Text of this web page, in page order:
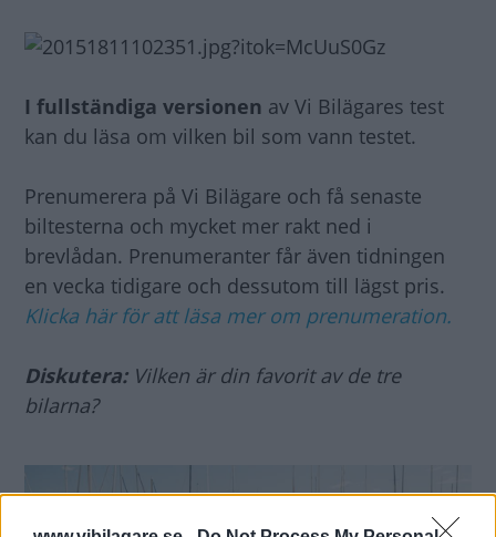
I fullständiga versionen av Vi Bilägares test
kan du läsa om vilken bil som vann testet.
Prenumerera på Vi Bilägare och få senaste
biltesterna och mycket mer rakt ned i
brevlådan. Prenumeranter får även tidningen
en vecka tidigare och dessutom till lägst pris.
Klicka här för att läsa mer om prenumeration.
Diskutera:Vilken är din favorit av de tre
bilarna?